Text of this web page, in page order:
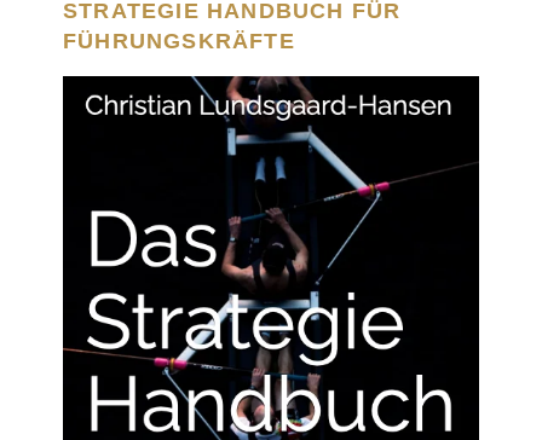
STRATEGIE HANDBUCH FÜR
FÜHRUNGSKRÄFTE